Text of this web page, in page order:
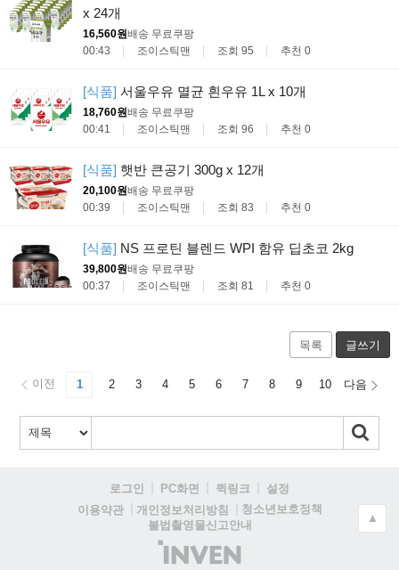
x 24개
16,560원배송 무료쿠팡
00:43
조이스틱맨 조회 95 추천 0
[식품] 서울우유 멸균 흰우유 1L x 10개
18,760원배송 무료쿠팡
00:41
조이스틱맨 조회 96 추천 0
[식품] 햇반 큰공기 300g x 12개
20,100원배송 무료쿠팡
00:39
조이스틱맨 조회 83 추천 0
[식품] NS 프로틴 블렌드 WPI 함유 딥초코 2kg
39,800원배송 무료쿠팡
00:37
조이스틱맨 조회 81 추천 0
목록 글쓰기
이전 1 2 3 4 5 6 7 8 9 10 다음
로그인 PC화면 퀵링크
설정
이용약관
개인정보처리방침
청소년보호정책
불법촬영물신고안내
(주)
인
▲